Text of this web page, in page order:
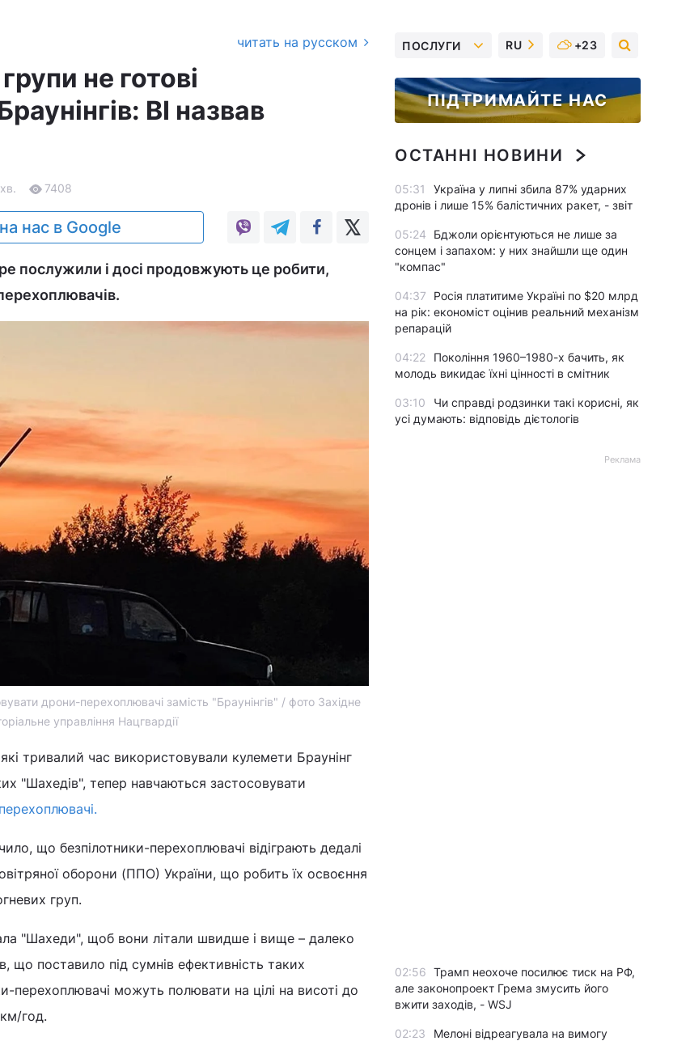
читать на русском
не готові
BI назвав
7408
нас в Google
послужили і досі продовжують це робити,
дрони-перехоплювачі замість "Браунінгів" / фото Західне
управління Нацгвардії
які тривалий час використовували кулемети Браунінг
"Шахедів", тепер навчаються застосовувати
що безпілотники-перехоплювачі відіграють дедалі
оборони (ППО) України, що робить їх освоєння
груп.
"Шахеди", щоб вони літали швидше і вище – далеко
що поставило під сумнів ефективність таких
перехоплювачі можуть полювати на цілі на висоті до
год.
ПОСЛУГИ RU +23
ПІДТРИМАЙТЕ НАС
ОСТАННІ НОВИНИ
05:31
Україна у липні збила 87% ударних
дронів і лише 15% балістичних ракет, - звіт
05:24
Бджоли орієнтуються не лише за
сонцем і запахом: у них знайшли ще один
"компас"
04:37
Росія платитиме Україні по $20 млрд
на рік: економіст оцінив реальний механізм
репарацій
04:22
Покоління 1960–1980-х бачить, як
молодь викидає їхні цінності в смітник
03:10
Чи справді родзинки такі корисні, як
усі думають: відповідь дієтологів
Реклама
02:56 Трамп неохоче посилює тиск на РФ,
але законопроект Грема змусить його
вжити заходів, - WSJ
02:23
Мелоні відреагувала на вимогу